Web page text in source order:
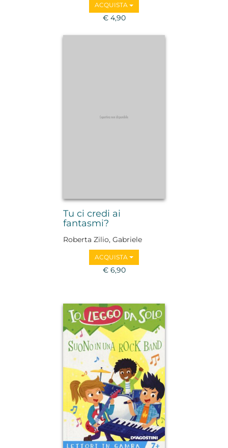
ACQUISTA
€ 4,90
Tu ci credi ai
fantasmi?
Roberta Zilio, Gabriele
ACQUISTA
€ 6,90